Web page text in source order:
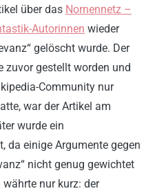
über das Nornennetz –
Autorinnen wieder
gelöscht wurde. Der
zuvor gestellt worden und
Community nur
war der Artikel am
wurde ein
da einige Argumente gegen
nicht genug gewichtet
nur kurz: der